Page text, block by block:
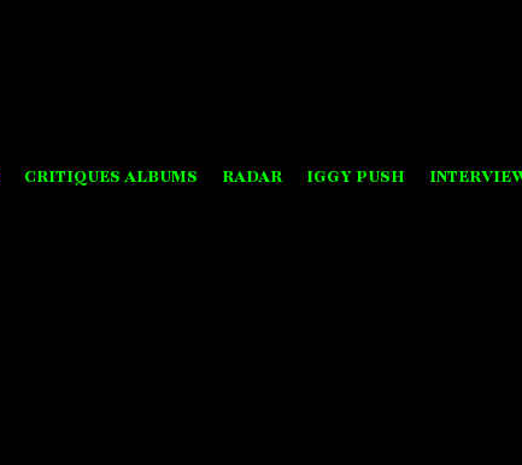
CRITIQUES ALBUMS RADAR IGGY PUSH